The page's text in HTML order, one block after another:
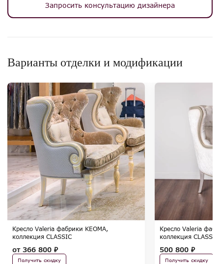
Запросить консультацию дизайнера
Варианты отделки и модификации
Кресло Valeria фабрики KEOMA,
коллекция CLASSIC
от366 800 ₽
Получить скидку
Кресло Valeria
коллекция CLASSIC
500 800 ₽
Получить скидку